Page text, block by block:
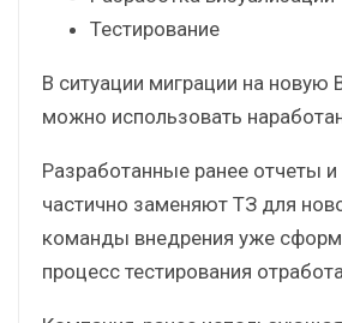
участниками
источников данных
Работа с данными –
Разработка визуализаций
В ситуации миграции на новую